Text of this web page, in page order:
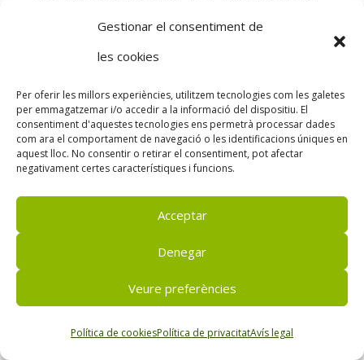
Gestionar el consentiment de
les cookies
Per oferir les millors experiències, utilitzem tecnologies com les galetes
per emmagatzemar i/o accedir a la informació del dispositiu. El
consentiment d'aquestes tecnologies ens permetrà processar dades
com ara el comportament de navegació o les identificacions úniques en
aquest lloc. No consentir o retirar el consentiment, pot afectar
negativament certes característiques i funcions.
Acceptar
Denegar
Veure preferències
Política de cookiesPolítica de privacitatAvís legal
i recordar els nostres éssers
estimats.
Elcrisantemserà l’estrella
d’aquesta festivitat, però també
hi ha l’opció de dur centres i rams
de flors que trobaràs a qualsevol
dels establiments del
Vine’ns a veure, envia’ns un
whatsapp o truca’ns. Encarrega